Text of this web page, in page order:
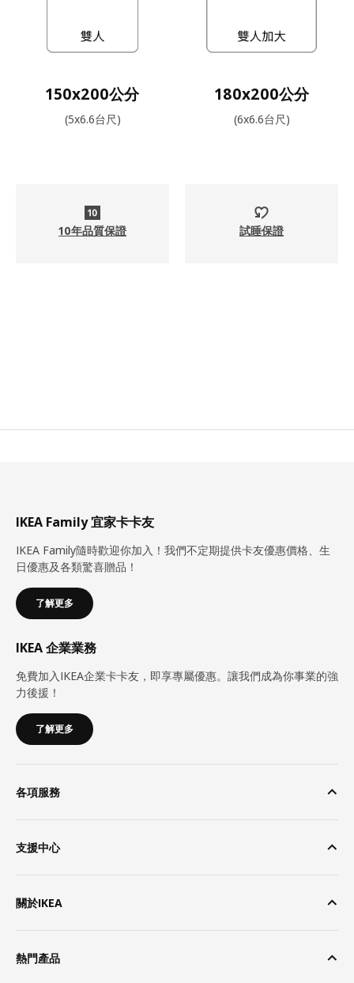
150x200公分
(5x6.6台尺)
180x200公分
(6x6.6台尺)
10年品質保證 試睡保證
IKEA Family 宜家卡卡友
IKEA Family隨時歡迎你加入！我們不定期提供卡友優惠價格、生
日優惠及各類驚喜贈品！
了解更多
IKEA 企業業務
免費加入IKEA企業卡卡友，即享專屬優惠。讓我們成為你事業的強
力後援！
了解更多
各項服務
支援中心
關於IKEA
熱門產品